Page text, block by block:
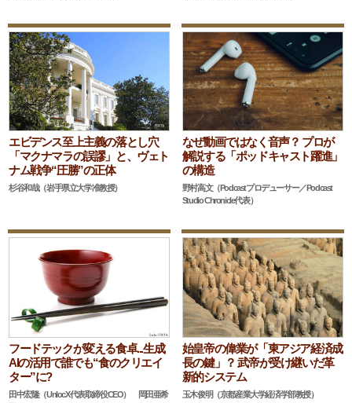
エビデンス至上主義の落とし穴
「マクナマラの誤謬」と、ヴェト
ナム戦争“圧勝”の正体
杉谷和哉（岩手県立大学准教授）
なぜ動画ではなく音声？ プロが
解説する「ポッドキャスト躍進」
の構造
野村高文（Podcastプロデューサー／Podcast
Studio Chronicle代表）
フードテックが変える食卓...生成
AIの活用で誰でも“食のクリエイ
ター”に?
田中宏隆（UnlocX代表取締役CEO） 岡田亜希
始皇帝の偉業が「東アジア経済成
長の鍵」？ 武帝が受け継いだ革
新的システム
玉木俊明（京都産業大学経済学部教授）